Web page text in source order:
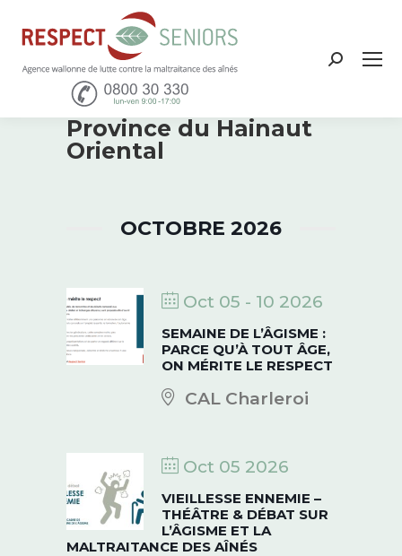
Province du Hainaut
Oriental
OCTOBRE 2026
Oct 05 - 10 2026
SEMAINE DE L’ÂGISME :
PARCE QU’À TOUT ÂGE,
ON MÉRITE LE RESPECT
CAL Charleroi
Oct 05 2026
VIEILLESSE ENNEMIE –
THÉÂTRE & DÉBAT SUR
L’ÂGISME ET LA
MALTRAITANCE DES AÎNÉS